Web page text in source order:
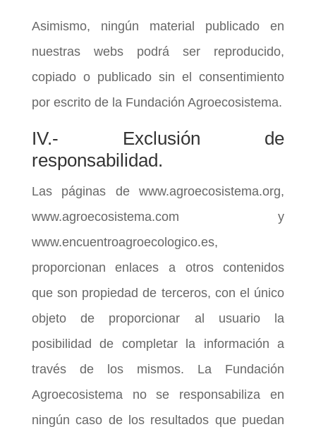
Asimismo, ningún material publicado en
nuestras webs podrá ser reproducido,
copiado o publicado sin el consentimiento
por escrito de la Fundación Agroecosistema.
IV.- Exclusión de
responsabilidad.
Las páginas de www.agroecosistema.org,
www.agroecosistema.com y
www.encuentroagroecologico.es,
proporcionan enlaces a otros contenidos
que son propiedad de terceros, con el único
objeto de proporcionar al usuario la
posibilidad de completar la información a
través de los mismos. La Fundación
Agroecosistema no se responsabiliza en
ningún caso de los resultados que puedan